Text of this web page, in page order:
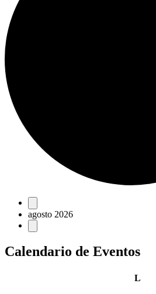
Eventos
agosto 2026
Calendario de Eventos
Llunes